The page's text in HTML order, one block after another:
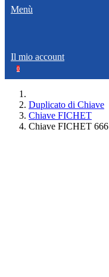
Menù
Il mio account
0
Duplicato di Chiave
Chiave FICHET
Chiave FICHET 666